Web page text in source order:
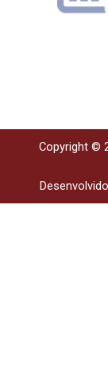
Copyright ©